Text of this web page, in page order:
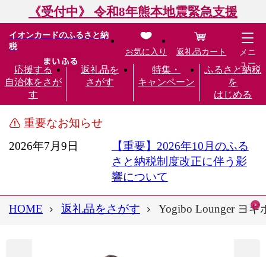
《受付中》 令和8年熊本地震緊急支援
イオンカードのふるさと納
税
応援する
自治体をさが
す
返礼品を
さがす
特集・
キャンペーン
ふるさと納税
を
はじめる
お気に入り 返礼品カート
メニ
ュー
重要なお知らせ
2026年7月9日
【重要】2026年10月のふる
さと納税制度改正に伴う影
響について
HOME 返礼品をさがす Yogibo Lounger ヨ